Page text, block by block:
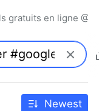
gratuits en ligne
Newest